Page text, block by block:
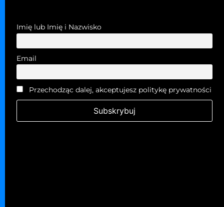
Imię lub Imię i Nazwisko
Email
Przechodząc dalej, akceptujesz politykę prywatności